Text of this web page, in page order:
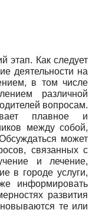
этап. Как следует
деятельности на
в том числе
различной
вопросам.
плавное и
между собой,
может
связанных с
и лечение,
в городе услуги,
информировать
развития
те или